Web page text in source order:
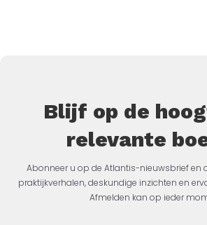
Blijf op de
relevante
Abonneer u op de Atlantis-nieuwsbrief en
praktijkverhalen, deskundige inzichten en
Afmelden kan op ieder